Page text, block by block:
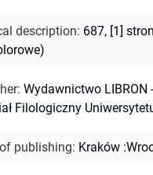
description: 687, [1]
: Wydawnictwo LIBRON
Filologiczny
publishing: Kraków